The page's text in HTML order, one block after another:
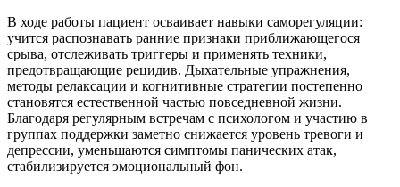
В ходе работы пациент осваивает навыки саморегуляции:
учится распознавать ранние признаки приближающегося
срыва, отслеживать триггеры и применять техники,
предотвращающие рецидив. Дыхательные упражнения,
методы релаксации и когнитивные стратегии постепенно
становятся естественной частью повседневной жизни.
Благодаря регулярным встречам с психологом и участию в
группах поддержки заметно снижается уровень тревоги и
депрессии, уменьшаются симптомы панических атак,
стабилизируется эмоциональный фон.